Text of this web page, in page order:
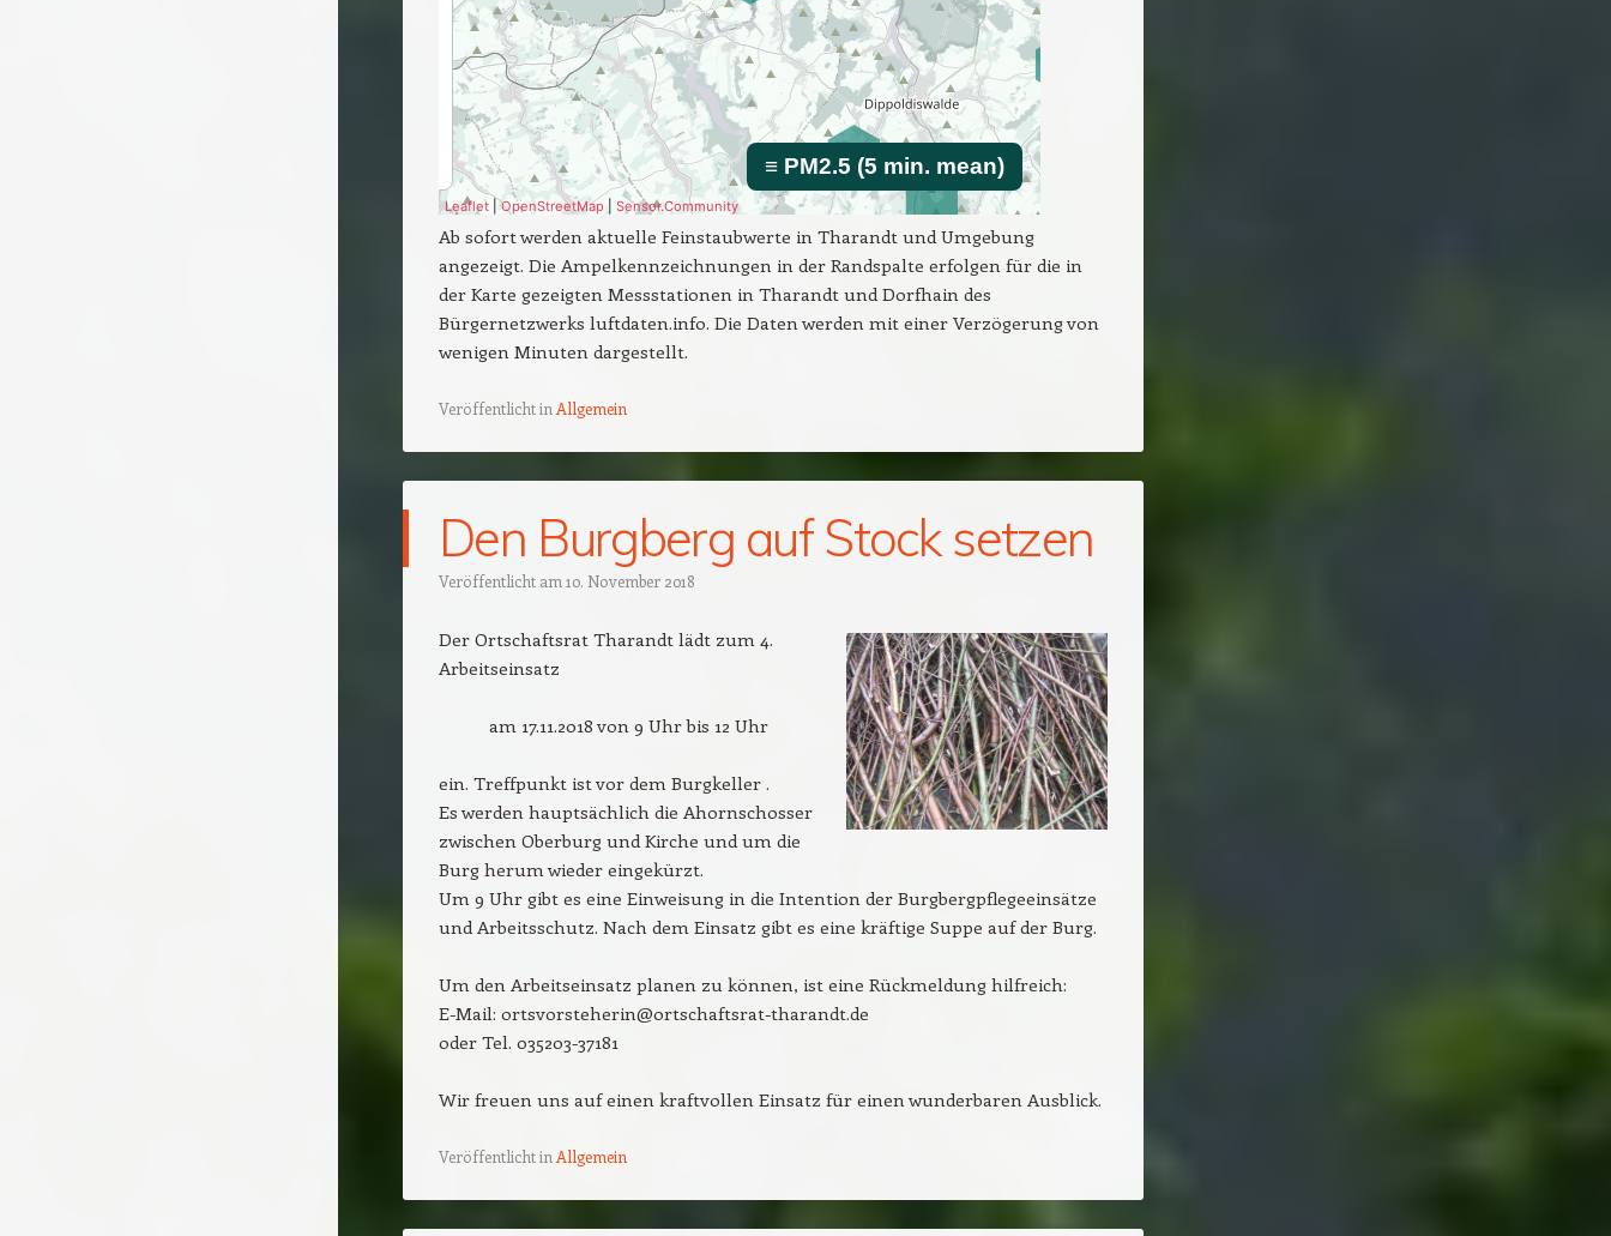
Ab sofort werden aktuelle Feinstaubwerte in Tharandt und Umgebung
angezeigt. Die Ampelkennzeichnungen in der Randspalte erfolgen für die in
der Karte gezeigten Messstationen in Tharandt und Dorfhain des
Bürgernetzwerks luftdaten.info. Die Daten werden mit einer Verzögerung von
wenigen Minuten dargestellt.
Veröffentlicht in Allgemein
Den Burgberg auf Stock setzen
Veröffentlicht am 10. November 2018
Der Ortschaftsrat Tharandt lädt zum 4.
Arbeitseinsatz
am 17.11.2018 von 9 Uhr bis 12 Uhr
ein. Treffpunkt ist vor dem Burgkeller .
Es werden hauptsächlich die Ahornschosser
zwischen Oberburg und Kirche und um die
Burg herum wieder eingekürzt.
Um 9 Uhr gibt es eine Einweisung in die Intention der Burgbergpflegeeinsätze
und Arbeitsschutz. Nach dem Einsatz gibt es eine kräftige Suppe auf der Burg.
Um den Arbeitseinsatz planen zu können, ist eine Rückmeldung hilfreich:
E-Mail: ortsvorsteherin@ortschaftsrat-tharandt.de
oder Tel. 035203-37181
Wir freuen uns auf einen kraftvollen Einsatz für einen wunderbaren Ausblick.
Veröffentlicht in Allgemein